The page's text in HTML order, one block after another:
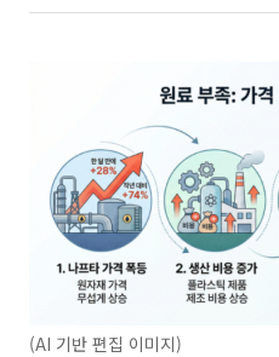
(AI 기반 편집 이미지)